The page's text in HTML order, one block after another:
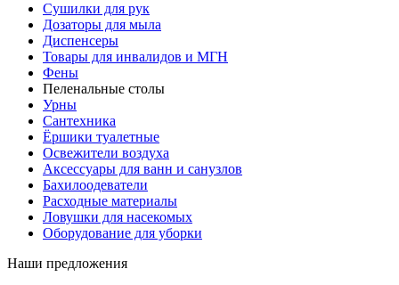
Сушилки для рук
Дозаторы для мыла
Диспенсеры
Товары для инвалидов и МГН
Фены
Пеленальные столы
Урны
Сантехника
Ёршики туалетные
Освежители воздуха
Аксессуары для ванн и санузлов
Бахилоодеватели
Расходные материалы
Ловушки для насекомых
Оборудование для уборки
Наши предложения